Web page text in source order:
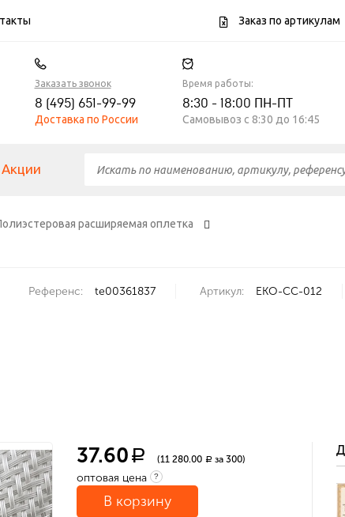
Заказ по артикулам
Заказать звонок
8 (495) 651-99-99
Доставка по России
Время работы:
8:30 - 18:00 ПН-ПТ
Самовывоз c 8:30 до 16:45
Акции
расширяемая оплетка
Референс: te00361837 Артикул: EKO-CC-012
37.60 a (11 280.00 a за 300)
оптовая цена ?
В корзину